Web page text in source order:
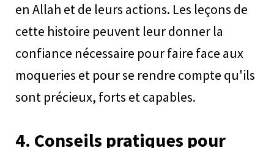
en Allah et de leurs actions. Les leçons de
cette histoire peuvent leur donner la
confiance nécessaire pour faire face aux
moqueries et pour se rendre compte qu'ils
sont précieux, forts et capables.
4. Conseils pratiques pour